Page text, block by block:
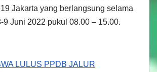
Jakarta yang berlangsung selama
9 Juni 2022 pukul 08.00 – 15.00.
LULUS PPDB JALUR